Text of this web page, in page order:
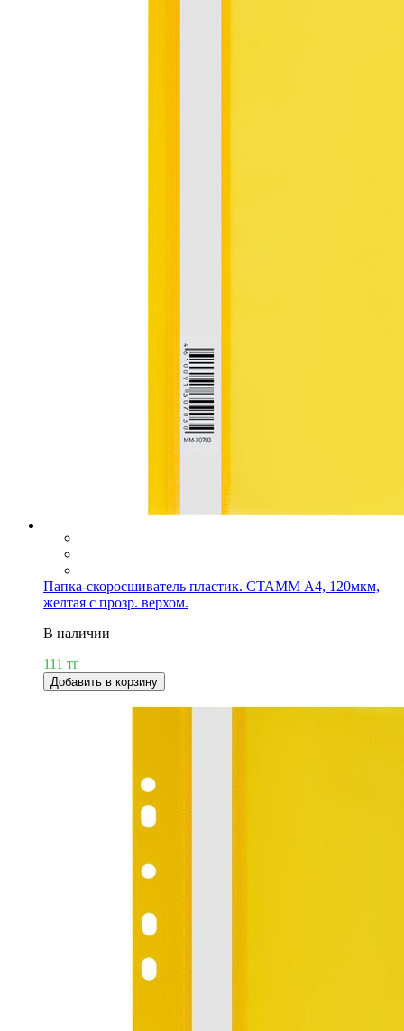
Папка-скоросшиватель пластик. СТАММ А4, 120мкм,
желтая с прозр. верхом.
В наличии
111 тг
Добавить в корзину